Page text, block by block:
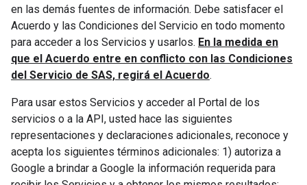
en las demás fuentes de información. Debe satisfacer el
Acuerdo y las Condiciones del Servicio en todo momento
para acceder a los Servicios y usarlos. En la medida en
que el Acuerdo entre en conflicto con las Condiciones
del Servicio de SAS, regirá el Acuerdo.
Para usar estos Servicios y acceder al Portal de los
servicios o a la API, usted hace las siguientes
representaciones y declaraciones adicionales, reconoce y
acepta los siguientes términos adicionales: 1) autoriza a
Google a brindar a Google la información requerida para